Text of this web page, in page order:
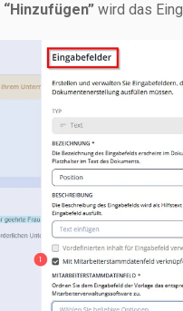
“Hinzufügen” wird das